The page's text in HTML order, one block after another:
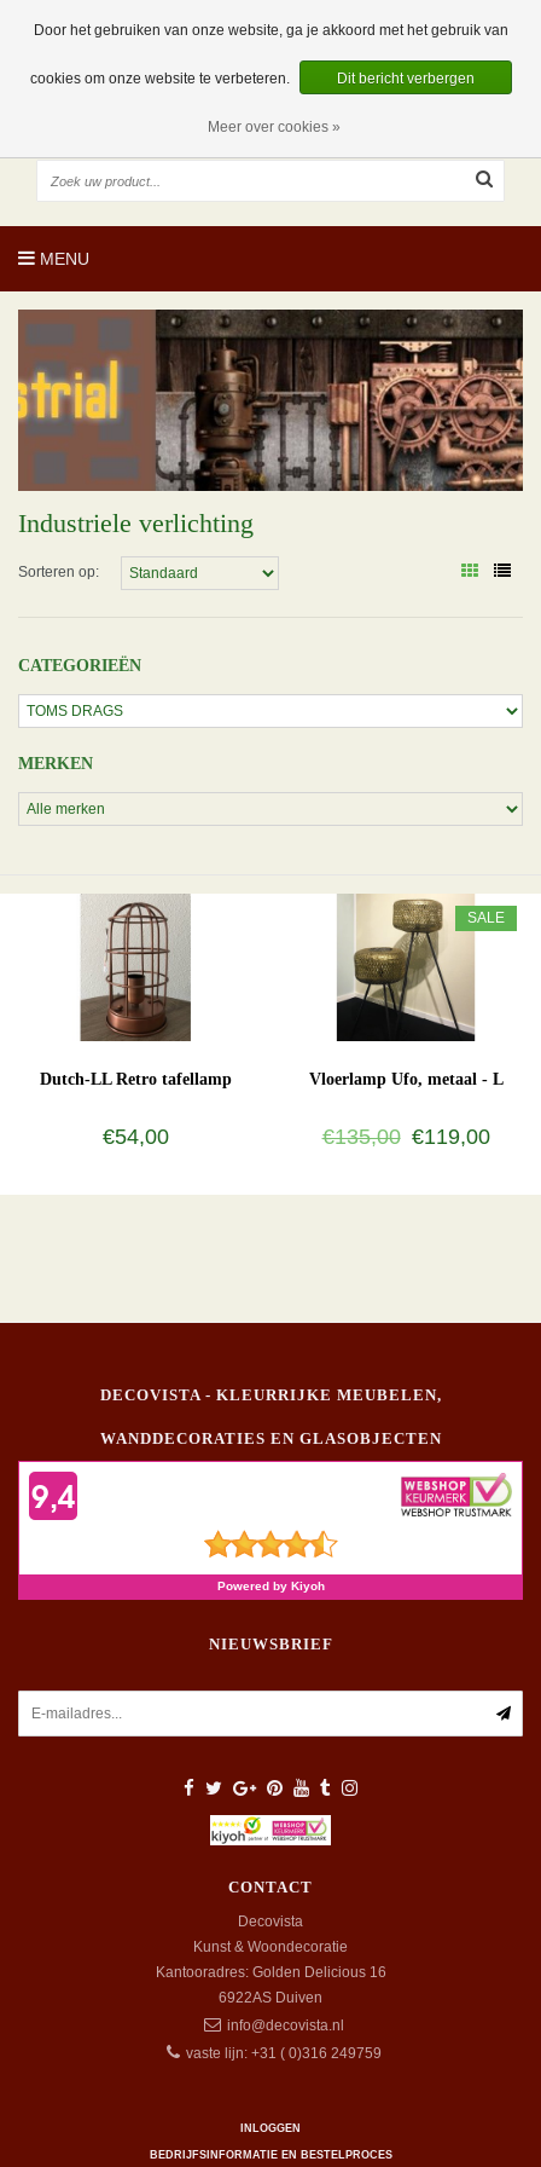
0 Artikelen
NL
EUR
MENU
Industriele verlichting
Sorteren op:
CATEGORIEËN
MERKEN
Dutch-LL Retro tafellamp
€54,00
SALE
Vloerlamp Ufo, metaal - L
€135,00 €119,00
DECOVISTA - KLEURRIJKE MEUBELEN,
WANDDECORATIES EN GLASOBJECTEN
NIEUWSBRIEF
CONTACT
Decovista
Kunst & Woondecoratie
Kantooradres: Golden Delicious 16
6922AS Duiven
info@decovista.nl
vaste lijn: +31 ( 0)316 249759
INLOGGEN
BEDRIJFSINFORMATIE EN BESTELPROCES
Door het gebruiken van onze website, ga je akkoord met het gebruik van
cookies om onze website te verbeteren. Dit bericht verbergen
Meer over cookies »